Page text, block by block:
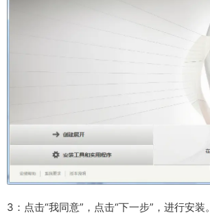
3：点击“我同意”，点击“下一步”，进行安装。